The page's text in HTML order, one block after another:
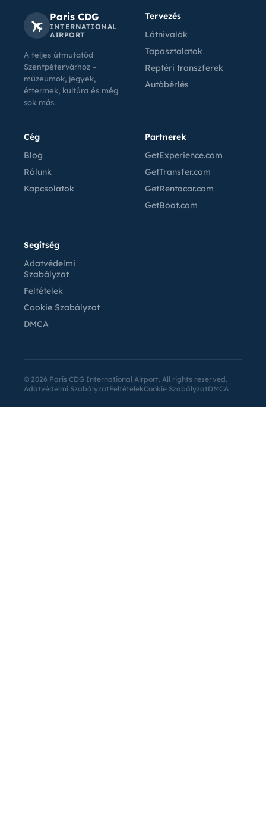
Paris CDG
INTERNATIONAL
AIRPORT
A teljes útmutatód
Szentpétervárhoz –
múzeumok, jegyek,
éttermek, kultúra és még
sok más.
Tervezés
Látnivalók
Tapasztalatok
Reptéri transzferek
Autóbérlés
Cég
Blog
Rólunk
Kapcsolatok
Partnerek
GetExperience.com
GetTransfer.com
GetRentacar.com
GetBoat.com
Segítség
Adatvédelmi
Szabályzat
Feltételek
Cookie Szabályzat
DMCA
© 2026 Paris CDG International Airport. All rights reserved.
Adatvédelmi SzabályzatFeltételekCookie SzabályzatDMCA